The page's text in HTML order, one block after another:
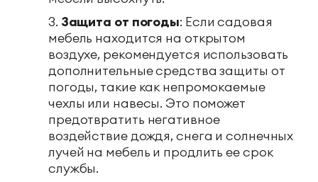
Защита от погоды: Если садовая
мебель находится на открытом
воздухе, рекомендуется использовать
дополнительные средства защиты от
погоды, такие как непромокаемые
чехлы или навесы. Это поможет
предотвратить негативное
воздействие дождя, снега и солнечных
лучей на мебель и продлить ее срок
службы.